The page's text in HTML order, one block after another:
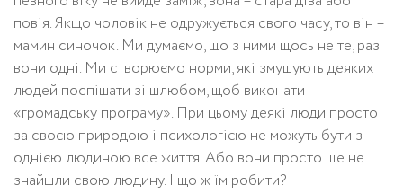
повія. Якщо чоловік не одружується свого часу, то він –
мамин синочок. Ми думаємо, що з ними щось не те, раз
вони одні. Ми створюємо норми, які змушують деяких
людей поспішати зі шлюбом, щоб виконати
«громадську програму». При цьому деякі люди просто
за своєю природою і психологією не можуть бути з
однією людиною все життя. Або вони просто ще не
знайшли свою людину. І що ж їм робити?